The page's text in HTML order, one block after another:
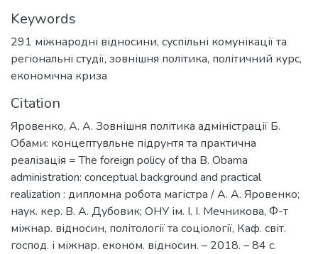
Keywords
291 міжнародні відносини, суспільні комунікації та
регіональні студії, зовнішня політика, політичний курс,
економічна криза
Citation
Яровенко, А. А. Зовнішня політика адміністрації Б.
Обами: концептувльне підрунтя та практична
реалізація = The foreign policy of tha B. Obama
administration: conceptual background and practical
realization : дипломна робота магістра / А. А. Яровенко;
наук. кер. В. А. Дубовик; ОНУ ім. І. І. Мечникова, Ф-т
міжнар. відносин, політології та соціології, Каф. світ.
господ. і міжнар. економ. відносин. – 2018. – 84 с.